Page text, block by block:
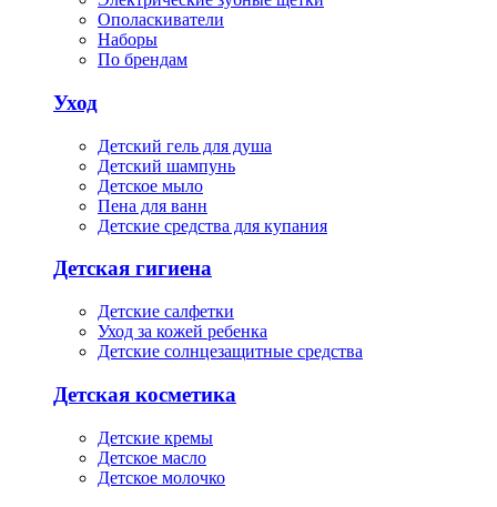
Ополаскиватели
Наборы
По брендам
Уход
Детский гель для душа
Детский шампунь
Детское мыло
Пена для ванн
Детские средства для купания
Детская гигиена
Детские салфетки
Уход за кожей ребенка
Детские солнцезащитные средства
Детская косметика
Детские кремы
Детское масло
Детское молочко